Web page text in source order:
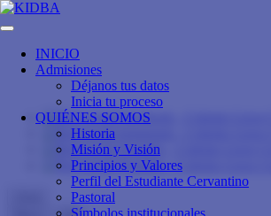
INICIO
Admisiones
Déjanos tus datos
Inicia tu proceso
QUIÉNES SOMOS
Historia
Misión y Visión
Principios y Valores
Perfil del Estudiante Cervantino
Pastoral
Símbolos institucionales